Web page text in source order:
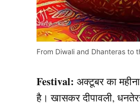
From Diwali and Dhanteras to
Festival: अक्टूबर का
है। खासकर दीपावली,